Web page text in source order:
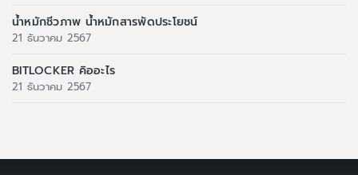
น้ำหมักชีวภาพ น้ำหมักสารพัดประโยชน์
21 ธันวาคม 2567
BITLOCKER คิออะไร
21 ธันวาคม 2567